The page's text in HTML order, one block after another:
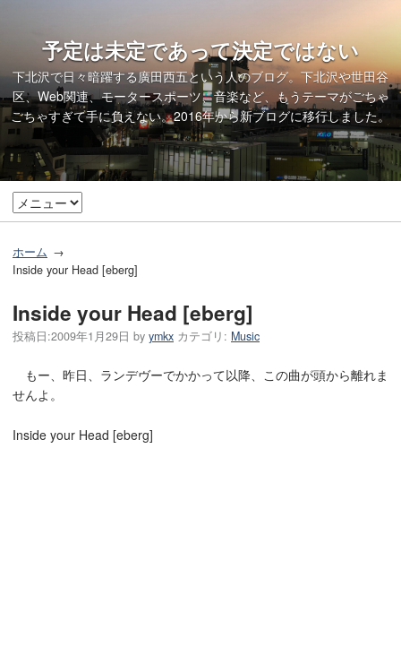
予定は未定であって決定ではない
下北沢で日々暗躍する廣田西五という人のブログ。下北沢や世田谷
区、Web関連、モータースポーツ、音楽など、もうテーマがごちゃ
ごちゃすぎて手に負えない。2016年から新ブログに移行しました。
ホーム
Inside your Head [eberg]
Inside your Head [eberg]
投稿日:2009年1月29日 by ymkx カテゴリ: Music
もー、昨日、ランデヴーでかかって以降、この曲が頭から離れま
せんよ。
Inside your Head [eberg]